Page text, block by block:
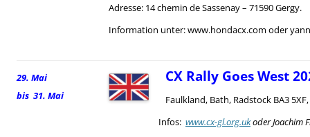
Adresse: 14 chemin de Sassenay – 71590 Gergy.
Information unter: www.hondacx.com oder
29. Mai
bis 31. Mai
CX Rally Goes West
Faulkland, Bath, Radstock BA3
Infos: www.cx-gl.org.ukoder Joachim